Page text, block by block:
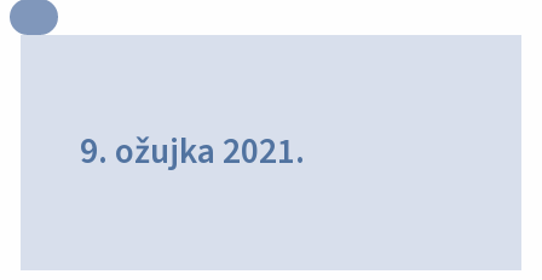
9. ožujka 2021.